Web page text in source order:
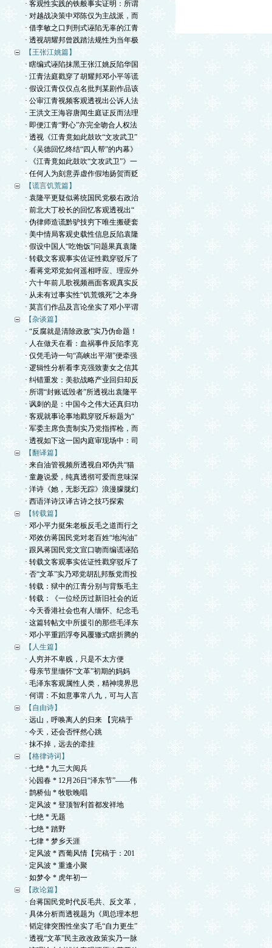
· 客观性实践的铁般事实证明：所谓
· 对越战决策中邓陈仅为主战派，而
· 借李敏之口判刑式诬陷无辜的江青
· 透视胡耀邦曾践踏法规性为当年极
【王张江姚篇】
· 瞎编式诬陷抹黑王张江姚反陷华国
· 江青法庭戳穿了胡耀邦邓小平等谎
· 假设江青仅仅点名批判某剧作品该
· 公审江青视频客观透视出公诉人法
· 王洪文王海容唐闻生庭证反而法理
· 即便江青“野心”亦完全吻合人权法
· 透视《江青竟如此鼓吹“文攻武卫”
· 《吴德回忆终结“四人帮”的内幕》
· 《江青竟如此鼓吹“文攻武卫”》一
· 任何人为刻意弄虚作假地扬贺而贬
【谎言饥荒篇】
· 袁隆平更疑似蒋统国民党极右政治
· 前北大丁校长的回忆客观透视出“
· 伪律师造谎黔驴技穷下唯生搬硬套
· 美中情局客观史载性信息反陷袁隆
· 假设中国人“吃饱饭”问题果真袁隆
· 转载文客观事实佐证性戳穿驳斥了
· 看蒋党邓党如何遥相呼应、理应外
· 六十年前儿歌视频画面客观真实反
· 从未有过事实性“饥荒饿死”之本身
· 莫言们作品及言论坐实了邓小平谓
【杂谈篇】
· “反腐就是清除政敌”实乃伪命题！
· 人在做天在看：血祸事件反陷李克
· 仅凭毛诗一句“高峡出平湖”便牵强
· 逻辑性分析看李克强致妻女之信其
· 纠错重发：美欲战略产业回归却反
· 所谓“封账诋毁者”所透视出袁隆平
· 讽刺的是：中国今之伟大还真归功
· 客观就事论事地戳穿驳斥标题为“
· 军委主席负责制实乃党指挥枪，而
· 透视如下这一国内庭审现场中：司
【翻译篇】
· 来自油管视频所透视自邓伪共“猫
· 童趣说爱，纯真透彻可爱而意味深
· 洋诗《她，无影无踪》浪漫朦胧幻
· 西语洋诗汉译古诗之技巧探索
【转载篇】
· 邓小平力挺朱老板反毛之道而行之
· 邓效仿蒋国民党对老百姓“地沟油”
· 跟风蒋国民党文宣口吻而编谎诬陷
· 转载文客观事实佐证性戳穿驳斥了
· 否“文革”实乃邓党胡乱邦叛党而投
· 转载：狱中的江青分别与背叛毛主
· 转载：《一位经历过新旧社会的近
· 今天香港社会也有人缅怀、纪念毛
· 这篇转帖文中所援引的那些毛泽东
· 邓小平重蹈浮夸风覆辙式瞎折腾的
【人生篇】
· 人穷并不卑贱，只是不太方便
· 母亲节里缅怀“文革”初期的妈妈
· 毛泽东客观属性人类，精神境界思
· 何谓：不如意事常八九，可与人言
【自由诗】
· 远山，呼唤离人的归来 【完稿于
· 今天，还会否怦然心跳
· 抹不掉，远去的牵挂
【格律诗词】
· 七绝 * 九三大阅兵
· 沁园春 * 12月26日“泽东节”——伟
· 鹊桥仙 * 牧歌晚唱
· 定风波 * 登顶智利首都发祥地
· 七绝 * 无题
· 七绝 * 踏野
· 七律 * 梦乡天涯
· 定风波 * 西葡风情【完稿于：201
· 定风波 * 重逢小聚
· 如梦令 * 虎年初一
【政论篇】
· 台蒋国民党时代反毛共、反文革，
· 具体分析而透视题为《周总理本想
· 韬定律突围性坐实了毛“自力更生”
· 透视“文革”民主政改政策实乃一脉